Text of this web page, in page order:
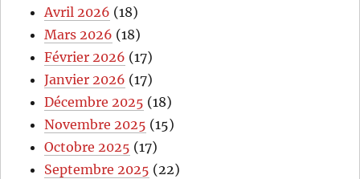
Avril 2026 (18)
Mars 2026 (18)
Février 2026 (17)
Janvier 2026 (17)
Décembre 2025 (18)
Novembre 2025 (15)
Octobre 2025 (17)
Septembre 2025 (22)